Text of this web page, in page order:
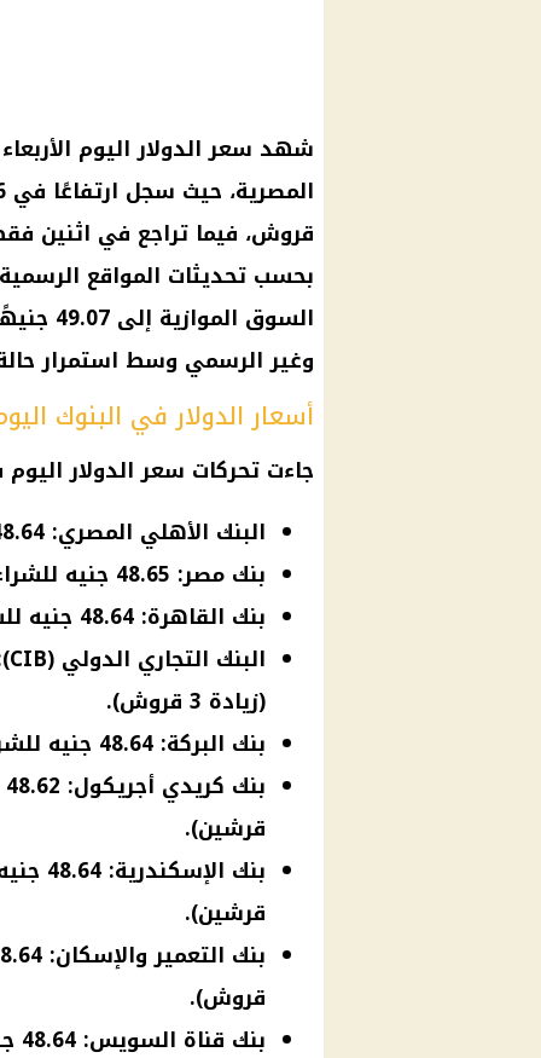
شهد سعر الدولار اليوم
المصرية
قروش، فيما تراجع في اثنين
بحسب تحديثات المواقع
السوق الموازية
إلى
وغير الرسمي وسط استمرار
أسعار الدولار في البنوك
جاءت تحركات سعر الدولار اليوم
البنك الأهلي المصري: 48.64 جنيه للشراء، و48.74 جنيه للبيع (ثبات).
بنك مصر: 48.65 جنيه للشراء، و48.75 جنيه للبيع (ثبات).
بنك القاهرة: 48.64 جنيه للشراء، و48.74 جنيه للبيع (زيادة قرش).
(زيادة 3 قروش).
بنك البركة: 48.64 جنيه للشراء، و48.74 جنيه للبيع (زيادة 4 قروش).
قرشين).
قرشين).
قروش).